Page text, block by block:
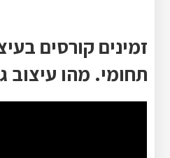
זמינים קורסים
תחומי. מהו עיצוב